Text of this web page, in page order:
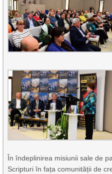
În îndeplinirea misiunii sale de
Scripturi în fața comunității de